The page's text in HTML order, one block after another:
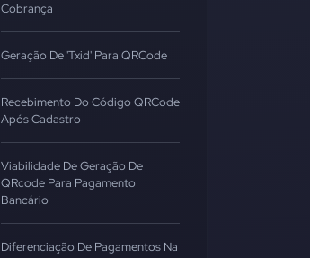
Cobrança
Geração De 'txid' Para QRCode
Recebimento Do Código QRCode
Após Cadastro
Viabilidade De Geração De
QRcode Para Pagamento
Bancário
Diferenciação De Pagamentos Na